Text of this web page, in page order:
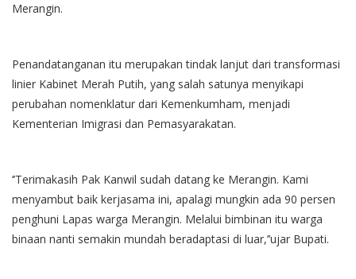
Merangin.
Penandatanganan itu merupakan tindak lanjut dari transformasi
linier Kabinet Merah Putih, yang salah satunya menyikapi
perubahan nomenklatur dari Kemenkumham, menjadi
Kementerian Imigrasi dan Pemasyarakatan.
‘’Terimakasih Pak Kanwil sudah datang ke Merangin. Kami
menyambut baik kerjasama ini, apalagi mungkin ada 90 persen
penghuni Lapas warga Merangin. Melalui bimbinan itu warga
binaan nanti semakin mundah beradaptasi di luar,’’ujar Bupati.